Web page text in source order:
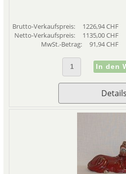
Brutto-Verkaufspreis:
1226,94 CHF
Netto-Verkaufspreis:
1135,00 CHF
MwSt.-Betrag:
91,94 CHF
Details